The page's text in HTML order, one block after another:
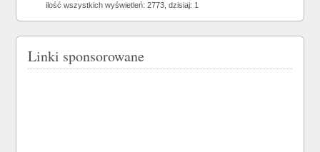
ilość wszystkich wyświetleń: 2773, dzisiaj: 1
Linki sponsorowane